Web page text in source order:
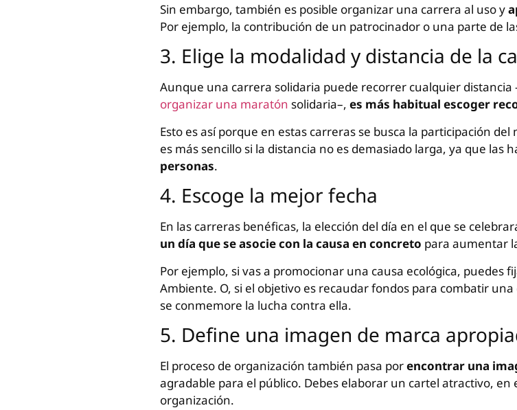
Sin embargo, también es posible organizar una carrera al uso y
Por ejemplo, la contribución de un patrocinador o una parte de
3. Elige la modalidad y distancia de la
Aunque una carrera solidaria puede recorrer cualquier distancia
organizar una maratón solidaria–, es más habitual escoger
Esto es así porque en estas carreras se busca la participación
es más sencillo si la distancia no es demasiado larga, ya que las
personas.
4. Escoge la mejor fecha
En las carreras benéficas, la elección del día en el que se
un día que se asocie con la causa en concreto para aumentar
Por ejemplo, si vas a promocionar una causa ecológica, puedes
Ambiente. O, si el objetivo es recaudar fondos para combatir
se conmemore la lucha contra ella.
5. Define una imagen de marca
El proceso de organización también pasa porencontrar una
agradable para el público. Debes elaborar un cartel atractivo, en
organización.